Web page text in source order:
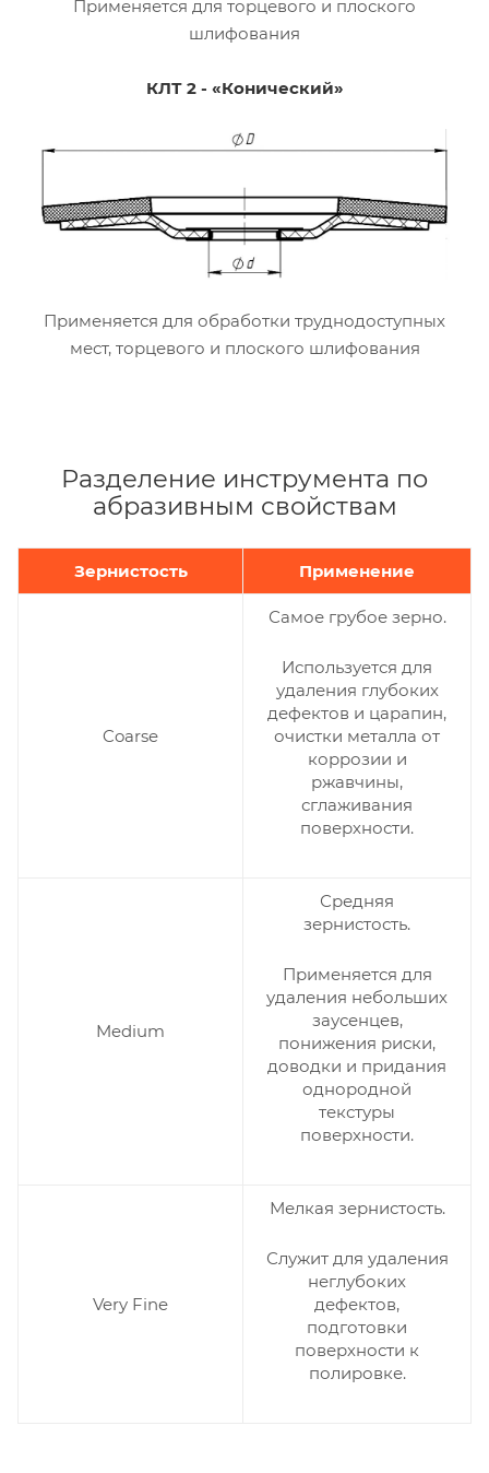
Применяется для торцевого и плоского
шлифования
КЛТ 2 - «Конический»
Применяется для обработки труднодоступных
мест, торцевого и плоского шлифования
Разделение инструмента по
абразивным свойствам
Зернистость Применение
Coarse
Самое грубое зерно.
Используется для
удаления глубоких
дефектов и царапин,
очистки металла от
коррозии и
ржавчины,
сглаживания
поверхности.
Medium
Средняя
зернистость.
Применяется для
удаления небольших
заусенцев,
понижения риски,
доводки и придания
однородной
текстуры
поверхности.
Very Fine
Мелкая зернистость.
Служит для удаления
неглубоких
дефектов,
подготовки
поверхности к
полировке.